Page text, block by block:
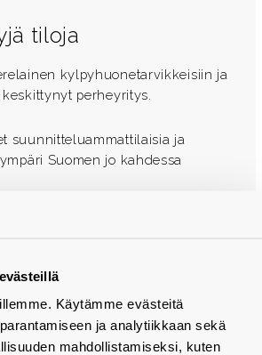
Käytämme evästeitä
ja analytiikkaan sekä
mahdollistamiseksi, kuten
tiloja
kylpyhuonetarvikkeisiin ja
perheyritys.
suunnitteluammattilaisia ja
Suomen jo kahdessa
mielellämme